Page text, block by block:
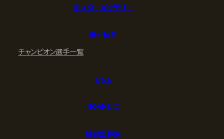
ポスターギャラリー
選手紹介
チャンピオン選手一覧
Q&A
NOAHとは
練習生募集